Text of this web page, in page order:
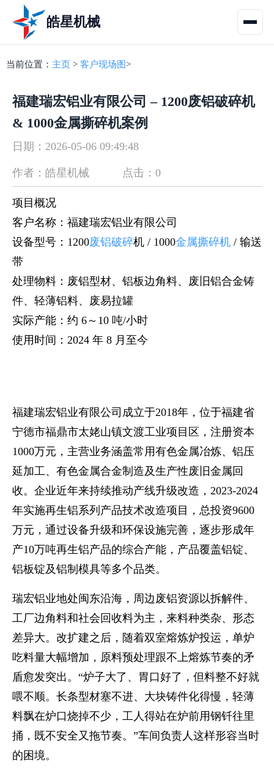
皓星机械
当前位置： 主页 > 客户现场图>
福建瑞宏铝业有限公司 – 1200废铝破碎机
& 1000金属撕碎机案例
日期：2026-05-06 09:49:48
作者：皓星机械 点击：0
项目概况
客户名称：福建瑞宏铝业有限公司
设备型号：1200废铝破碎机 / 1000金属撕碎机 / 输送
带
处理物料：废铝型材、铝板边角料、废旧铝合金铸
件、轻薄铝料、废易拉罐
实际产能：约 6～10 吨/小时
使用时间：2024 年 8 月至今
福建瑞宏铝业有限公司成立于2018年，位于福建省
宁德市福鼎市太姥山镇文渡工业项目区，注册资本
1000万元，主营业务涵盖常用有色金属冶炼、铝压
延加工、有色金属合金制造及生产性废旧金属回
收。企业近年来持续推动产线升级改造，2023-2024
年实施再生铝系列产品技术改造项目，总投资9600
万元，通过设备升级和环保设施完善，逐步形成年
产10万吨再生铝产品的综合产能，产品覆盖铝锭、
铝板锭及铝制模具等多个品类。
瑞宏铝业地处闽东沿海，周边废铝资源以拆解件、
工厂边角料和社会回收料为主，来料种类杂、形态
差异大。改扩建之后，随着双室熔炼炉投运，单炉
吃料量大幅增加，原料预处理跟不上熔炼节奏的矛
盾愈发突出。“炉子大了、胃口好了，但料整不好就
喂不顺。长条型材塞不进、大块铸件化得慢，轻薄
料飘在炉口烧掉不少，工人得站在炉前用钢钎往里
捅，既不安全又拖节奏。”车间负责人这样形容当时
的困境。